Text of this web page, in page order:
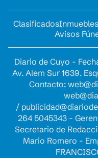
ClasificadosInmuebles
Avisos
Diario de Cuyo -
Av. Alem Sur 1639.
Contacto:
/
264 5045343 -
Secretario de
Mario Romero -